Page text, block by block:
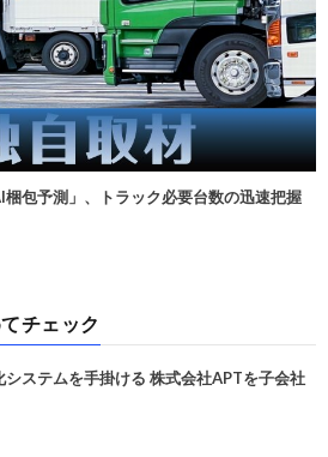
梱包予測」、トラック必要台数の迅速把握
てチェック
ステムを手掛ける 株式会社APTを子会社